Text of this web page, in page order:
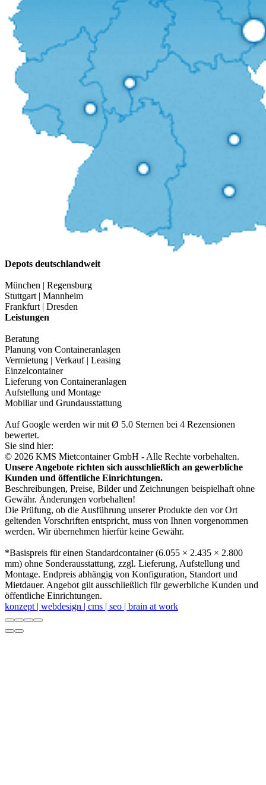
Depots deutschlandweit
München | Regensburg
Stuttgart | Mannheim
Frankfurt | Dresden
Leistungen
Beratung
Planung von Containeranlagen
Vermietung | Verkauf | Leasing
Einzelcontainer
Lieferung von Containeranlagen
Aufstellung und Montage
Mobiliar und Grundausstattung
Auf Google werden wir mit Ø 5.0 Sternen bei 4 Rezensionen
bewertet.
Sie sind hier:
© 2026 KMS Mietcontainer GmbH - Alle Rechte vorbehalten.
Unsere Angebote richten sich ausschließlich an gewerbliche
Kunden und öffentliche Einrichtungen.
Beschreibungen, Preise, Bilder und Zeichnungen beispielhaft ohne
Gewähr. Änderungen vorbehalten!
Die Prüfung, ob die Ausführung unserer Produkte den vor Ort
geltenden Vorschriften entspricht, muss von Ihnen vorgenommen
werden. Wir übernehmen hierfür keine Gewähr.
*Basispreis für einen Standardcontainer (6.055 × 2.435 × 2.800
mm) ohne Sonderausstattung, zzgl. Lieferung, Aufstellung und
Montage. Endpreis abhängig von Konfiguration, Standort und
Mietdauer. Angebot gilt ausschließlich für gewerbliche Kunden und
öffentliche Einrichtungen.
konzept | webdesign | cms | seo | brain at work